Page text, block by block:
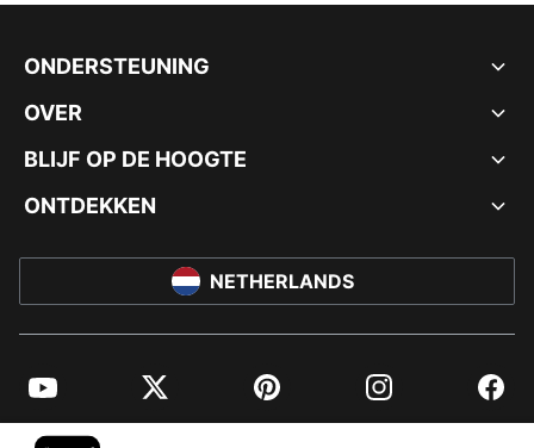
ONDERSTEUNING
OVER
BLIJF OP DE HOOGTE
ONTDEKKEN
NETHERLANDS
YouTube Twitter Pinterest Instagram